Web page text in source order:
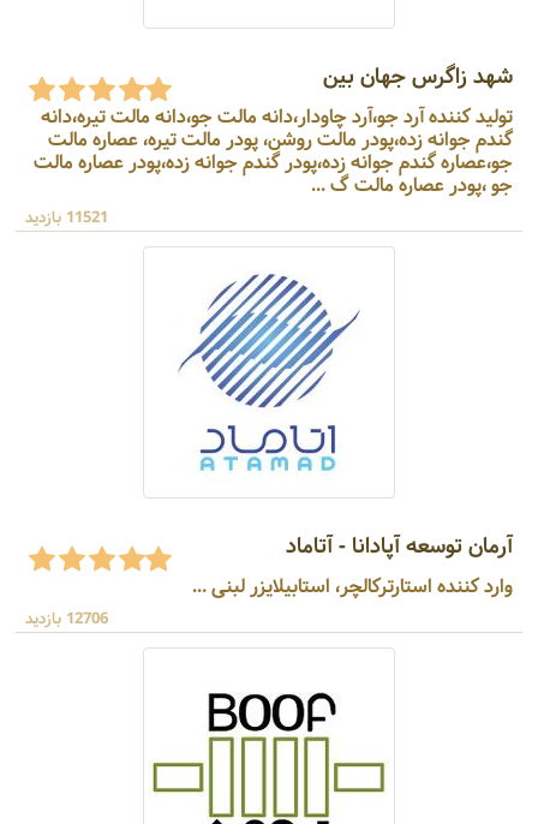
شهد زاگرس جهان بین
تولید کننده آرد جو،آرد چاودار،دانه مالت جو،دانه مالت تیره،دانه
گندم جوانه زده،پودر مالت روشن، پودر مالت تیره، عصاره مالت
جو،عصاره گندم جوانه زده،پودر گندم جوانه زده،پودر عصاره مالت
جو ،پودر عصاره مالت گ ...
11521 بازدید
آرمان توسعه آپادانا - آتاماد
وارد کننده استارترکالچر، استابیلایزر لبنی ...
12706 بازدید